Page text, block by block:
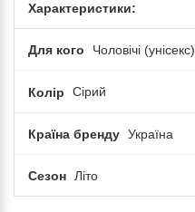
Характеристики:
Для кого Чоловічі (унісекс)
Колір Сірий
Країна бренду Україна
Сезон Літо